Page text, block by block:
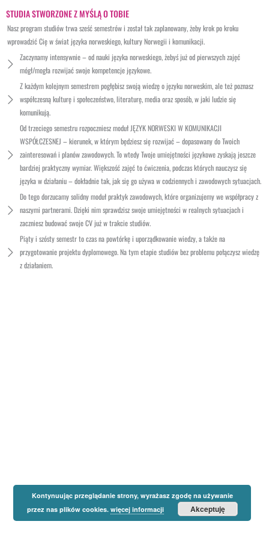
STUDIA STWORZONE Z MYŚLĄ O TOBIE
Nasz program studiów trwa sześć semestrów i został tak zaplanowany, żeby krok po kroku
wprowadzić Cię w świat języka norweskiego, kultury Norwegii i komunikacji.
Zaczynamy intensywnie – od nauki języka norweskiego, żebyś już od pierwszych zajęć
mógł/mogła rozwijać swoje kompetencje językowe.
Z każdym kolejnym semestrem pogłębisz swoją wiedzę o języku norweskim, ale też poznasz
współczesną kulturę i społeczeństwo, literaturę, media oraz sposób, w jaki ludzie się
komunikują.
Od trzeciego semestru rozpoczniesz moduł JĘZYK NORWESKI W KOMUNIKACJI
WSPÓŁCZESNEJ – kierunek, w którym będziesz się rozwijać – dopasowany do Twoich
zainteresowań i planów zawodowych. To wtedy Twoje umiejętności językowe zyskają jeszcze
bardziej praktyczny wymiar. Większość zajęć to ćwiczenia, podczas których nauczysz się
języka w działaniu – dokładnie tak, jak się go używa w codziennych i zawodowych sytuacjach.
Do tego dorzucamy solidny moduł praktyk zawodowych, które organizujemy we współpracy z
naszymi partnerami. Dzięki nim sprawdzisz swoje umiejętności w realnych sytuacjach i
zaczniesz budować swoje CV już w trakcie studiów.
Piąty i szósty semestr to czas na powtórkę i uporządkowanie wiedzy, a także na
przygotowanie projektu dyplomowego. Na tym etapie studiów bez problemu połączysz wiedzę
z działaniem.
Kontynuując przeglądanie strony, wyrażasz zgodę na używanie
przez nas plików cookies. więcej informacji Akceptuję